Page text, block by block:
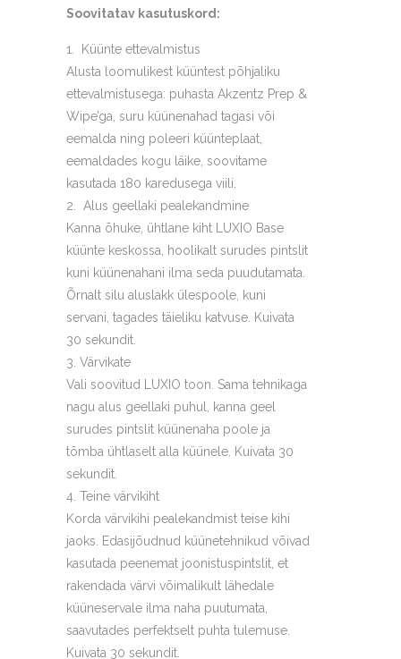
Soovitatav kasutuskord:
Küünte ettevalmistus
Alusta loomulikest küüntest põhjaliku
ettevalmistusega: puhasta Akzentz Prep &
Wipe’ga, suru küünenahad tagasi või
eemalda ning poleeri küünteplaat,
eemaldades kogu läike, soovitame
kasutada 180 karedusega viili.
Alus geellaki pealekandmine
Kanna õhuke, ühtlane kiht LUXIO Base
küünte keskossa, hoolikalt surudes pintslit
kuni küünenahani ilma seda puudutamata.
Õrnalt silu aluslakk ülespoole, kuni
servani, tagades täieliku katvuse. Kuivata
30 sekundit.
Värvikate
Vali soovitud LUXIO toon. Sama tehnikaga
nagu alus geellaki puhul, kanna geel
surudes pintslit küünenaha poole ja
tõmba ühtlaselt alla küünele. Kuivata 30
sekundit.
Teine värvikiht
Korda värvikihi pealekandmist teise kihi
jaoks. Edasijõudnud küünetehnikud võivad
kasutada peenemat joonistuspintslit, et
rakendada värvi võimalikult lähedale
küüneservale ilma naha puutumata,
saavutades perfektselt puhta tulemuse.
Kuivata 30 sekundit.